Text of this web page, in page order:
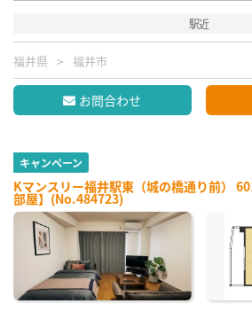
駅近
福井県 福井市
お問合わせ
キャンペーン
Kマンスリー福井駅東（城の橋通り前）
部屋】(No.484723)